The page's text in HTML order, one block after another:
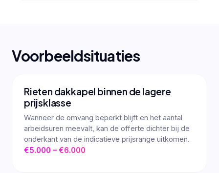
Voorbeeldsituaties
Rieten dakkapel binnen de lagere
prijsklasse
Wanneer de omvang beperkt blijft en het aantal
arbeidsuren meevalt, kan de offerte dichter bij de
onderkant van de indicatieve prijsrange uitkomen.
€5.000 – €6.000